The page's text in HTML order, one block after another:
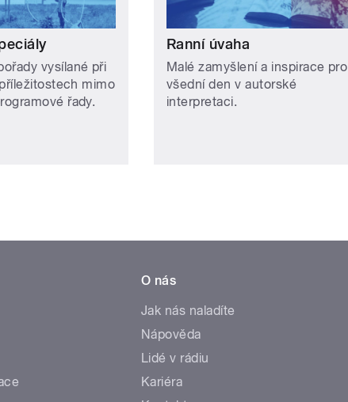
vysílané při
mimo
řady.
Ranní úvaha
Malé zamyšlení a inspirace pro
všední den v autorské
interpretaci.
O nás
Jak nás naladíte
Nápověda
Lidé v rádiu
Kariéra